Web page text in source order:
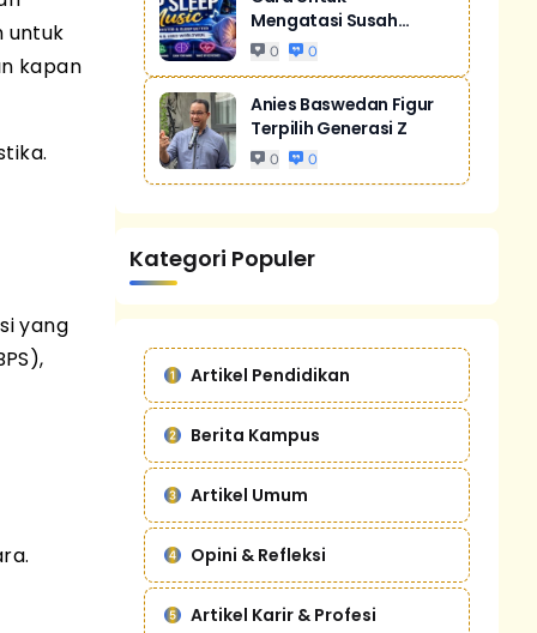
untuk
kapan
yang
Mengatasi Susah
Tidur Akibat Stres
0 0
Anies Baswedan Figur
Terpilih Generasi Z
0 0
Kategori Populer
Artikel Pendidikan
Berita Kampus
Artikel Umum
Opini & Refleksi
Artikel Karir & Profesi